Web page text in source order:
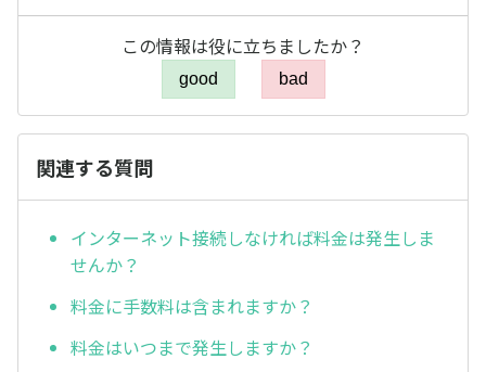
この情報は役に立ちましたか？
good bad
関連する質問
インターネット接続しなければ料金は発生しま
せんか？
料金に手数料は含まれますか？
料金はいつまで発生しますか？